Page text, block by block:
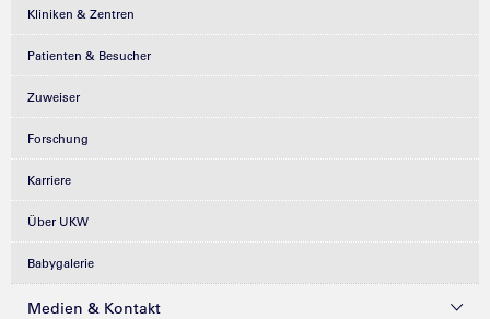
Kliniken & Zentren
Patienten & Besucher
Zuweiser
Forschung
Karriere
Über UKW
Babygalerie
Medien & Kontakt